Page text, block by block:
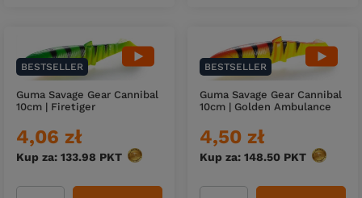
BESTSELLER
Guma Savage Gear Cannibal
10cm | Firetiger
4,06 zł
Kup za: 133.98 PKT punktów
BESTSELLER
Guma Savage Gear Cannibal
10cm | Golden Ambulance
4,50 zł
Kup za: 148.50 PKT punktów